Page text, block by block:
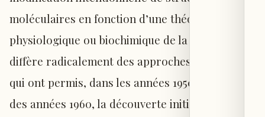
moléculaires en fonction d’une théorie
physiologique ou biochimique de la maladie. Elle
diffère radicalement des approches empiriques
qui ont permis, dans les années 1950 et au début
des années 1960, la découverte initiale de